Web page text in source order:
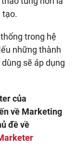
tạo.
trong hệ
những thành
sẽ áp dụng
của
về Marketing
đề về